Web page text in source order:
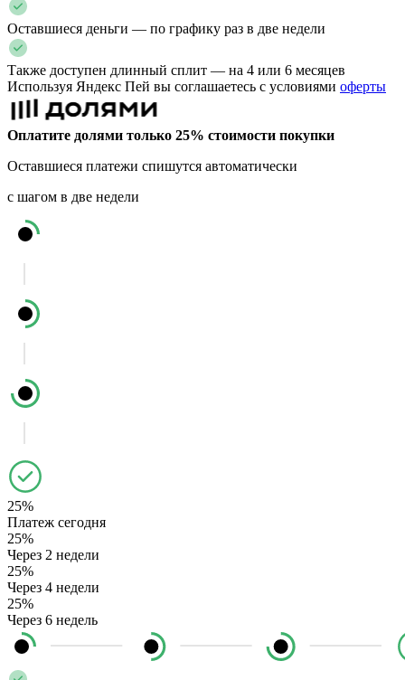
Оставшиеся деньги — по графику раз в две недели
Также доступен длинный сплит — на 4 или 6 месяцев
Используя Яндекс Пей вы соглашаетесь с условиями оферты
Оплатите долями только 25% стоимости покупки
Оставшиеся платежи спишутся автоматически
с шагом в две недели
25%
Платеж сегодня
25%
Через 2 недели
25%
Через 4 недели
25%
Через 6 недель